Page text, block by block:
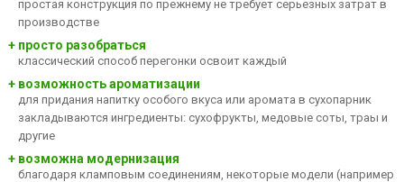
простая конструкция по прежнему не требует серьезных затрат в
производстве
+ просто разобраться
классический способ перегонки освоит каждый
+ возможность ароматизации
для придания напитку особого вкуса или аромата в сухопарник
закладываются ингредиенты: сухофрукты, медовые соты, траы и
другие
+ возможна модернизация
благодаря кламповым соединениям, некоторые модели (например